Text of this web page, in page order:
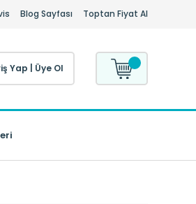
Blog Sayfası Toptan Fiyat Al
Yap Üye Ol